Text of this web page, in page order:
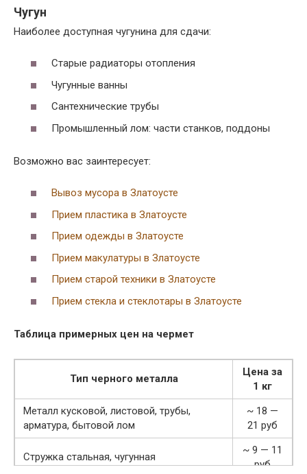
Чугун
Наиболее доступная чугунина для сдачи:
Старые радиаторы отопления
Чугунные ванны
Сантехнические трубы
Промышленный лом: части станков, поддоны
Возможно вас заинтересует:
Вывоз мусора в Златоусте
Прием пластика в Златоусте
Прием одежды в Златоусте
Прием макулатуры в Златоусте
Прием старой техники в Златоусте
Прием стекла и стеклотары в Златоусте
Таблица примерных цен на чермет
Тип черного металла
Цена за
1 кг
Металл кусковой, листовой, трубы,
арматура, бытовой лом
~ 18 —
21 руб
Стружка стальная, чугунная
~ 9 — 11
руб